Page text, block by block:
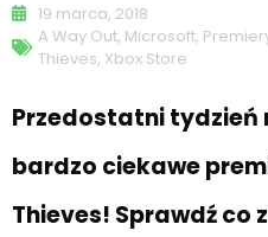
19 marca, 2018
A Way Out, Microsoft,
Thieves, Xbox Store
Przedostatni tydzień
bardzo ciekawe
Thieves! Sprawdź co